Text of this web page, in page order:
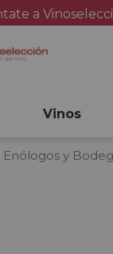
a
Vinos
Enólogos y